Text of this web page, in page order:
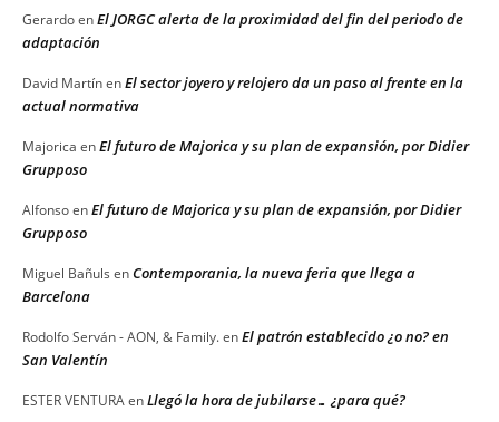
GerardoenEl JORGC alerta de la proximidad del fin del periodo de
adaptación
David MartínenEl sector joyero y relojero da un paso al frente en la
actual normativa
Majorica enEl futuro de Majorica y su plan de expansión, por Didier
Grupposo
AlfonsoenEl futuro de Majorica y su plan de expansión, por Didier
Grupposo
Miguel Bañuls enContemporania, la nueva feria que llega a
Barcelona
Rodolfo Serván - AON, & Family.enEl patrón establecido ¿o no? en
San Valentín
ESTER VENTURAenLlegó la hora de jubilarse… ¿para qué?